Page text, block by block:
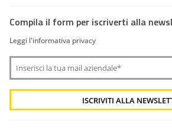
Compila il form per iscriverti alla
Leggi l'informativa privacy